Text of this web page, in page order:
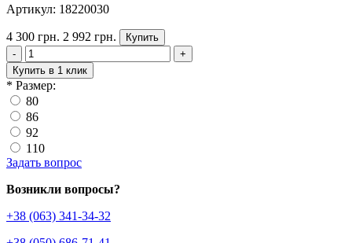
Артикул: 18220030
4 300 грн. 2 992 грн.
Купить
-
+
Купить в 1 клик
* Размер:
80
86
92
110
Задать вопрос
Возникли вопросы?
+38 (063) 341-34-32